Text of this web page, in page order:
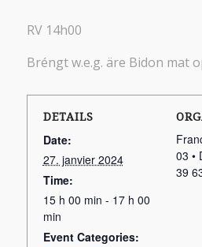
RV 14h00
Bréngt w.e.g. äre Bidon mat
DETAILS
Date:
27. janvier 2024
Time:
15 h 00 min - 17 h 00
min
Event Categories:
03 •
39